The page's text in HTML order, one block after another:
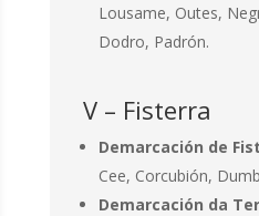
Lousame, Outes,
Dodro, Padrón.
V – Fisterra
Demarcación de
Cee, Corcubión,
Demarcación da